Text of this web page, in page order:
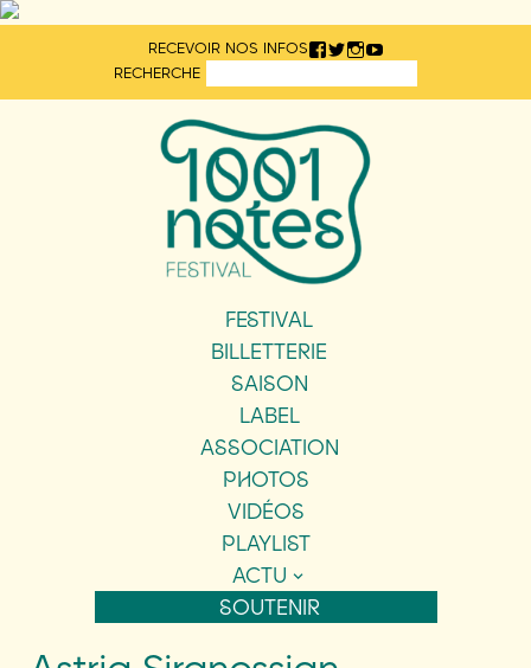
RECEVOIR NOS INFOS
RECHERCHE
FESTIVAL
BILLETTERIE
SAISON
LABEL
ASSOCIATION
PHOTOS
VIDÉOS
PLAYLIST
ACTU
SOUTENIR